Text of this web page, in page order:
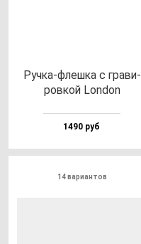
Руч­ка-флеш­ка с гра­ви­
ров­кой Lon­don
1490 руб
14 вариантов